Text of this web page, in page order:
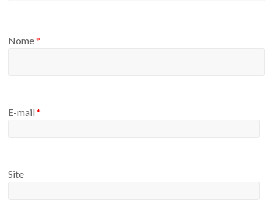
Nome*
E-mail*
Site